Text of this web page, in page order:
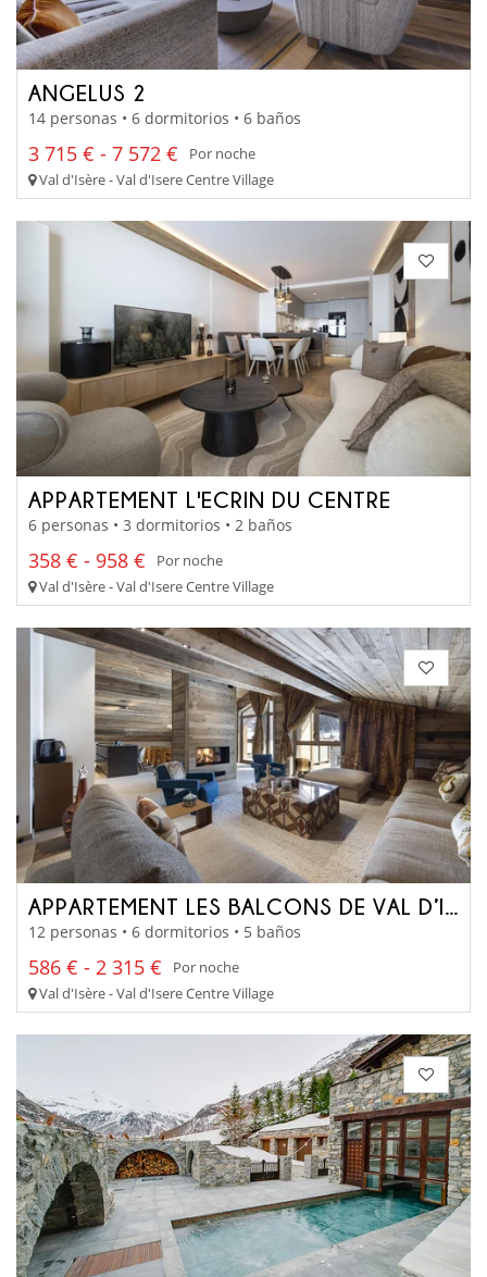
ANGELUS 2
14 personas • 6 dormitorios • 6 baños
3 715 € - 7 572 €
Por noche
Val d'Isère - Val d'Isere Centre Village
APPARTEMENT L'ECRIN DU CENTRE
6 personas • 3 dormitorios • 2 baños
358 € - 958 €
Por noche
Val d'Isère - Val d'Isere Centre Village
APPARTEMENT LES BALCONS DE VAL D’ISÈRE
12 personas • 6 dormitorios • 5 baños
586 € - 2 315 €
Por noche
Val d'Isère - Val d'Isere Centre Village